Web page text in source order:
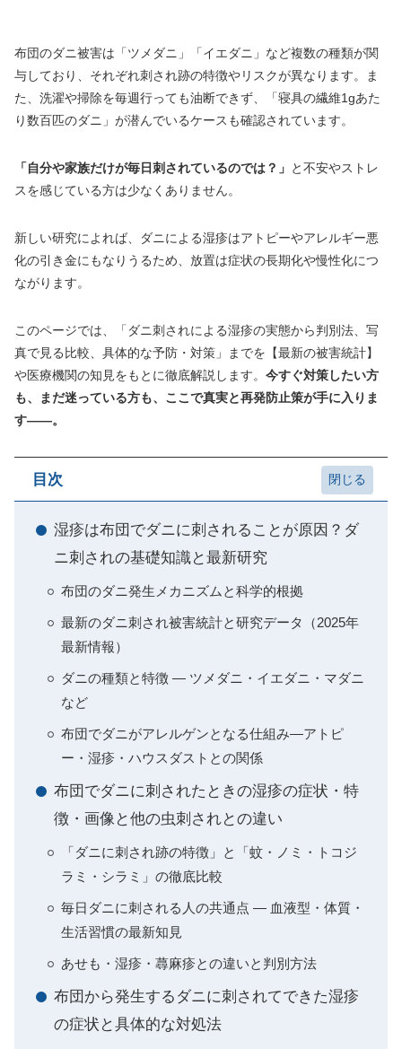
布団のダニ被害は「ツメダニ」「イエダニ」など複数の種類が関
与しており、それぞれ刺され跡の特徴やリスクが異なります。ま
た、洗濯や掃除を毎週行っても油断できず、「寝具の繊維1gあた
り数百匹のダニ」が潜んでいるケースも確認されています。
「自分や家族だけが毎日刺されているのでは？」 と不安やストレ
スを感じている方は少なくありません。
新しい研究によれば、ダニによる湿疹はアトピーやアレルギー悪
化の引き金にもなりうるため、放置は症状の長期化や慢性化につ
ながります。
このページでは、「ダニ刺されによる湿疹の実態から判別法、写
真で見る比較、具体的な予防・対策」までを【最新の被害統計】
や医療機関の知見をもとに徹底解説します。 今すぐ対策したい方
も、まだ迷っている方も、ここで真実と再発防止策が手に入りま
す――。
目次
湿疹は布団でダニに刺されることが原因？ダ
ニ刺されの基礎知識と最新研究
布団のダニ発生メカニズムと科学的根拠
最新のダニ刺され被害統計と研究データ（2025年
最新情報）
ダニの種類と特徴 ― ツメダニ・イエダニ・マダニ
など
布団でダニがアレルゲンとなる仕組み―アトピ
ー・湿疹・ハウスダストとの関係
布団でダニに刺されたときの湿疹の症状・特
徴・画像と他の虫刺されとの違い
「ダニに刺され跡の特徴」と「蚊・ノミ・トコジ
ラミ・シラミ」の徹底比較
毎日ダニに刺される人の共通点 ― 血液型・体質・
生活習慣の最新知見
あせも・湿疹・蕁麻疹との違いと判別方法
布団から発生するダニに刺されてできた湿疹
の症状と具体的な対処法